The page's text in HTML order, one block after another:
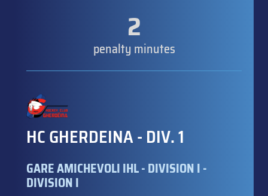
2
penalty minutes
HC GHERDEINA - DIV. 1
GARE AMICHEVOLI IHL - DIVISION I -
DIVISION I